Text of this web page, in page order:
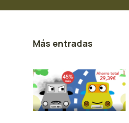
Más entradas